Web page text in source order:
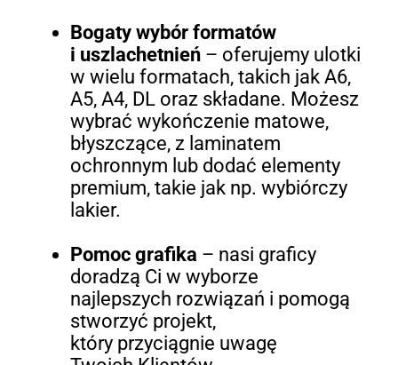
Bogaty wybór formatów
i uszlachetnień– oferujemy ulotki
w wielu formatach, takich jak A6,
A5, A4, DL oraz składane. Możesz
wybrać wykończenie matowe,
błyszczące, z laminatem
ochronnym lub dodać elementy
premium, takie jak np. wybiórczy
lakier.
Pomoc grafika – nasi graficy
doradzą Ci w wyborze
najlepszych rozwiązań i pomogą
stworzyć projekt,
który przyciągnie uwagę